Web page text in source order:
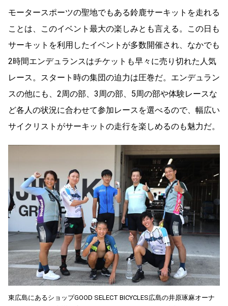
モータースポーツの聖地でもある鈴鹿サーキットを走れる
ことは、このイベント最大の楽しみとも言える。この日も
サーキットを利用したイベントが多数開催され、なかでも
2時間エンデュランスはチケットも早々に売り切れた人気
レース。スタート時の集団の迫力は圧巻だ。エンデュラン
スの他にも、2周の部、3周の部、5周の部や体験レースな
ど各人の状況に合わせて参加レースを選べるので、幅広い
サイクリストがサーキットの走行を楽しめるのも魅力だ。
東広島にあるショップGOOD SELECT BICYCLES広島の井原琢麻オーナ